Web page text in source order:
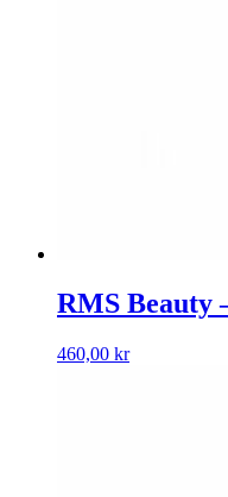
RMS Beauty
460,00 kr